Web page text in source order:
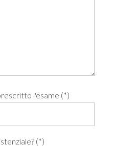
l'esame (*)
(*)